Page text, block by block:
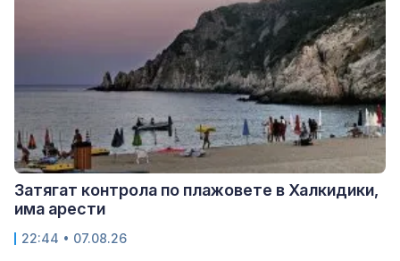
Затягат контрола по плажовете в Халкидики,
има арести
22:44 • 07.08.26